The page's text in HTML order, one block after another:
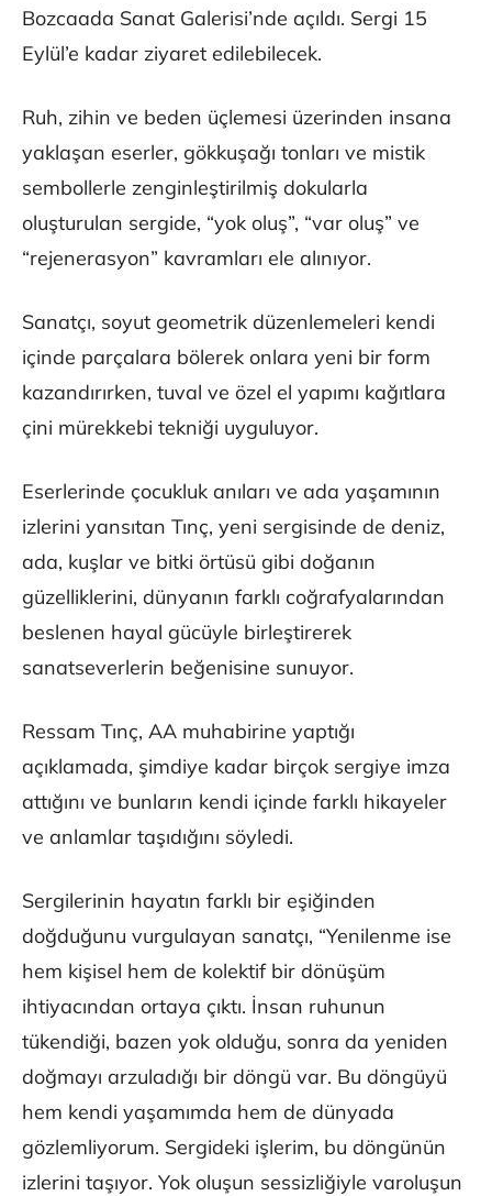
Bozcaada Sanat Galerisi’nde açıldı. Sergi 15
Eylül’e kadar ziyaret edilebilecek.
Ruh, zihin ve beden üçlemesi üzerinden insana
yaklaşan eserler, gökkuşağı tonları ve mistik
sembollerle zenginleştirilmiş dokularla
oluşturulan sergide, “yok oluş”, “var oluş” ve
“rejenerasyon” kavramları ele alınıyor.
Sanatçı, soyut geometrik düzenlemeleri kendi
içinde parçalara bölerek onlara yeni bir form
kazandırırken, tuval ve özel el yapımı kağıtlara
çini mürekkebi tekniği uyguluyor.
Eserlerinde çocukluk anıları ve ada yaşamının
izlerini yansıtan Tınç, yeni sergisinde de deniz,
ada, kuşlar ve bitki örtüsü gibi doğanın
güzelliklerini, dünyanın farklı coğrafyalarından
beslenen hayal gücüyle birleştirerek
sanatseverlerin beğenisine sunuyor.
Ressam Tınç, AA muhabirine yaptığı
açıklamada, şimdiye kadar birçok sergiye imza
attığını ve bunların kendi içinde farklı hikayeler
ve anlamlar taşıdığını söyledi.
Sergilerinin hayatın farklı bir eşiğinden
doğduğunu vurgulayan sanatçı, “Yenilenme ise
hem kişisel hem de kolektif bir dönüşüm
ihtiyacından ortaya çıktı. İnsan ruhunun
tükendiği, bazen yok olduğu, sonra da yeniden
doğmayı arzuladığı bir döngü var. Bu döngüyü
hem kendi yaşamımda hem de dünyada
gözlemliyorum. Sergideki işlerim, bu döngünün
izlerini taşıyor. Yok oluşun sessizliğiyle varoluşun